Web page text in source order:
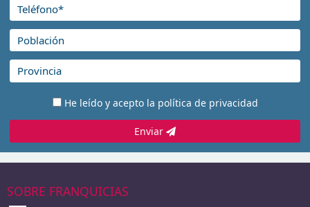
He leído y acepto la política de privacidad
Enviar
SOBRE FRANQUICIAS